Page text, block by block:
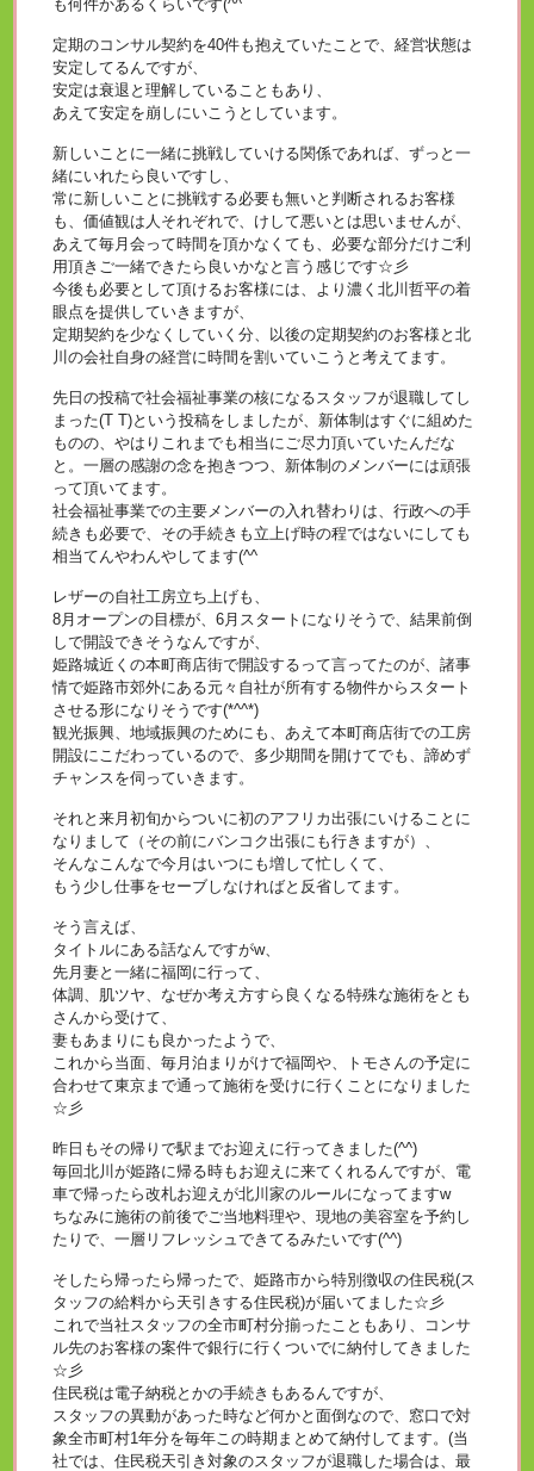
も何件かあるくらいです(^^ゞ
定期のコンサル契約を40件も抱えていたことで、経営状態は
安定してるんですが、
安定は衰退と理解していることもあり、
あえて安定を崩しにいこうとしています。
新しいことに一緒に挑戦していける関係であれば、ずっと一
緒にいれたら良いですし、
常に新しいことに挑戦する必要も無いと判断されるお客様
も、価値観は人それぞれで、けして悪いとは思いませんが、
あえて毎月会って時間を頂かなくても、必要な部分だけご利
用頂きご一緒できたら良いかなと言う感じです☆彡
今後も必要として頂けるお客様には、より濃く北川哲平の着
眼点を提供していきますが、
定期契約を少なくしていく分、以後の定期契約のお客様と北
川の会社自身の経営に時間を割いていこうと考えてます。
先日の投稿で社会福祉事業の核になるスタッフが退職してし
まった(T T)という投稿をしましたが、新体制はすぐに組めた
ものの、やはりこれまでも相当にご尽力頂いていたんだな
と。一層の感謝の念を抱きつつ、新体制のメンバーには頑張
って頂いてます。
社会福祉事業での主要メンバーの入れ替わりは、行政への手
続きも必要で、その手続きも立上げ時の程ではないにしても
相当てんやわんやしてます(^^ゞ
レザーの自社工房立ち上げも、
8月オープンの目標が、6月スタートになりそうで、結果前倒
しで開設できそうなんですが、
姫路城近くの本町商店街で開設するって言ってたのが、諸事
情で姫路市郊外にある元々自社が所有する物件からスタート
させる形になりそうです(*^^*)
観光振興、地域振興のためにも、あえて本町商店街での工房
開設にこだわっているので、多少期間を開けてでも、諦めず
チャンスを伺っていきます。
それと来月初旬からついに初のアフリカ出張にいけることに
なりまして（その前にバンコク出張にも行きますが）、
そんなこんなで今月はいつにも増して忙しくて、
もう少し仕事をセーブしなければと反省してます。
そう言えば、
タイトルにある話なんですがw、
先月妻と一緒に福岡に行って、
体調、肌ツヤ、なぜか考え方すら良くなる特殊な施術をとも
さんから受けて、
妻もあまりにも良かったようで、
これから当面、毎月泊まりがけで福岡や、トモさんの予定に
合わせて東京まで通って施術を受けに行くことになりました
☆彡
昨日もその帰りで駅までお迎えに行ってきました(^^)
毎回北川が姫路に帰る時もお迎えに来てくれるんですが、電
車で帰ったら改札お迎えが北川家のルールになってますw
ちなみに施術の前後でご当地料理や、現地の美容室を予約し
たりで、一層リフレッシュできてるみたいです(^^)
そしたら帰ったら帰ったで、姫路市から特別徴収の住民税(ス
タッフの給料から天引きする住民税)が届いてました☆彡
これで当社スタッフの全市町村分揃ったこともあり、コンサ
ル先のお客様の案件で銀行に行くついでに納付してきました
☆彡
住民税は電子納税とかの手続きもあるんですが、
スタッフの異動があった時など何かと面倒なので、窓口で対
象全市町村1年分を毎年この時期まとめて納付してます。(当
社では、住民税天引き対象のスタッフが退職した場合は、最